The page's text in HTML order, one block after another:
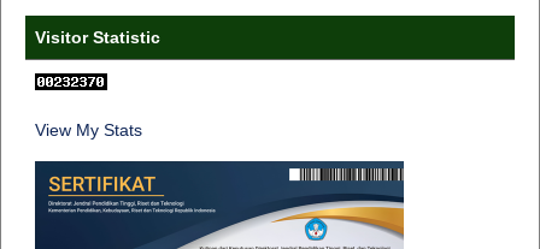
Visitor Statistic
View My Stats